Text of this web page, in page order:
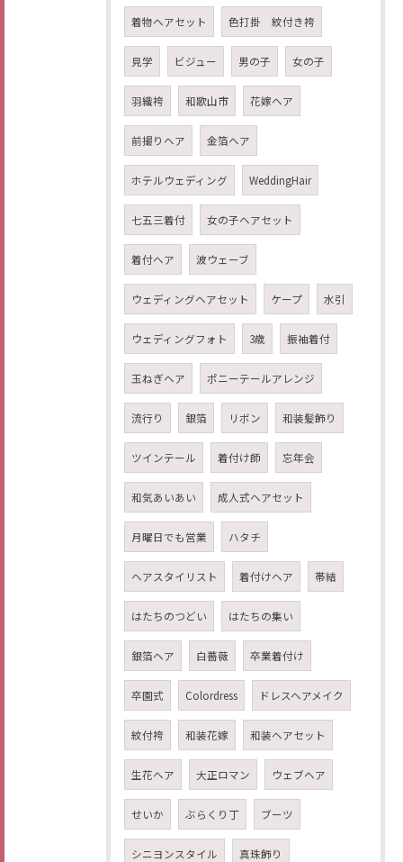
着物ヘアセット 色打掛 紋付き袴
見学 ビジュー 男の子 女の子
羽織袴 和歌山市 花嫁ヘア
前撮りヘア 金箔ヘア
ホテルウェディング WeddingHair
七五三着付 女の子ヘアセット
着付ヘア 波ウェーブ
ウェディングヘアセット ケープ 水引
ウェディングフォト 3歳 振袖着付
玉ねぎヘア ポニーテールアレンジ
流行り 銀箔 リボン 和装髪飾り
ツインテール 着付け師 忘年会
和気あいあい 成人式ヘアセット
月曜日でも営業 ハタチ
ヘアスタイリスト 着付けヘア 帯結
はたちのつどい はたちの集い
銀箔ヘア 白薔薇 卒業着付け
卒園式 Colordress ドレスヘアメイク
紋付袴 和装花嫁 和装ヘアセット
生花ヘア 大正ロマン ウェブヘア
せいか ぶらくり丁 ブーツ
シニヨンスタイル 真珠飾り